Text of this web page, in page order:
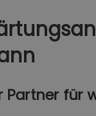
Partner für